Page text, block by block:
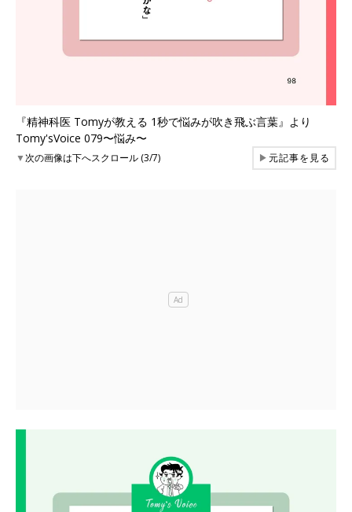
『精神科医 Tomyが教える 1秒で悩みが吹き飛ぶ言葉』より
Tomy'sVoice 079〜悩み〜
▼次の画像は下へスクロール (3/7) ▶元記事を見る